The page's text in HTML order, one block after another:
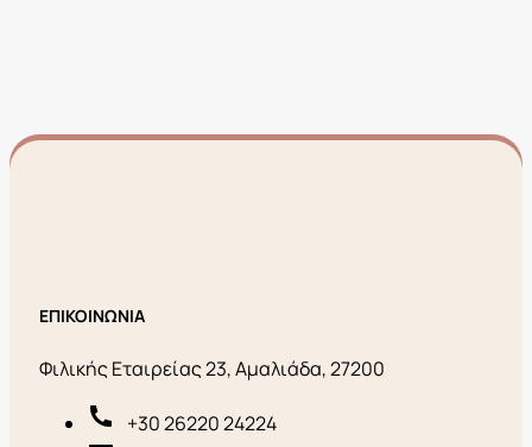
ΕΠΙΚΟΙΝΩΝΙΑ
Φιλικής Εταιρείας 23, Αμαλιάδα, 27200
+30 26220 24224